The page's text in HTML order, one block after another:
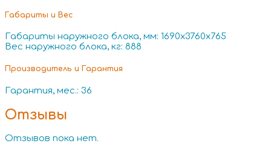
Габариты и Вес
Габариты наружного блока, мм: 1690x3760x765
Вес наружного блока, кг: 888
Производитель и Гарантия
Гарантия, мес.: 36
Отзывы
Отзывов пока нет.